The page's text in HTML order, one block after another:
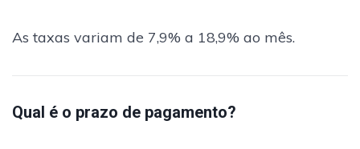
As taxas variam de 7,9% a 18,9% ao mês.
Qual é o prazo de pagamento?